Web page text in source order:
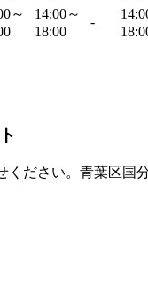
～
14:00～
18:00
-
ください。青葉区国